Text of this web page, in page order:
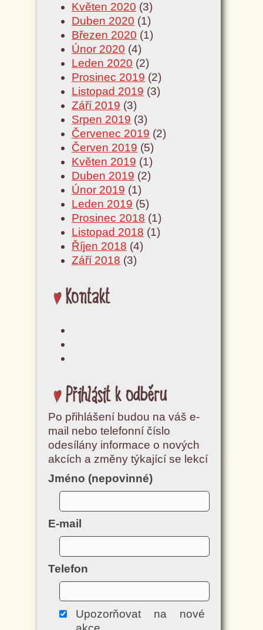
Květen 2020 (3)
Duben 2020 (1)
Březen 2020 (1)
Únor 2020 (4)
Leden 2020 (2)
Prosinec 2019 (2)
Listopad 2019 (3)
Září 2019 (3)
Srpen 2019 (3)
Červenec 2019 (2)
Červen 2019 (5)
Květen 2019 (1)
Duben 2019 (2)
Únor 2019 (1)
Leden 2019 (5)
Prosinec 2018 (1)
Listopad 2018 (1)
Říjen 2018 (4)
Září 2018 (3)
Kontakt
Přihlásit k odběru
Po přihlášení budou na váš e-
mail nebo telefonní číslo
odesílány informace o nových
akcích a změny týkající se lekcí
Jméno (nepovinné)
E-mail
Telefon
Upozorňovat na nové